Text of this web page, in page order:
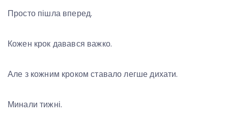
Просто пішла вперед.
Кожен крок давався важко.
Але з кожним кроком ставало легше дихати.
Минали тижні.